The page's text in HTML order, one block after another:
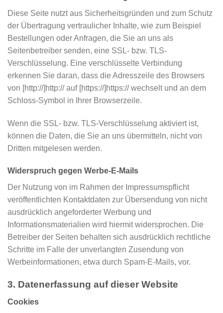
Diese Seite nutzt aus Sicherheitsgründen und zum Schutz
der Übertragung vertraulicher Inhalte, wie zum Beispiel
Bestellungen oder Anfragen, die Sie an uns als
Seitenbetreiber senden, eine SSL- bzw. TLS-
Verschlüsselung. Eine verschlüsselte Verbindung
erkennen Sie daran, dass die Adresszeile des Browsers
von [http://]http:// auf [https://]https:// wechselt und an dem
Schloss-Symbol in Ihrer Browserzeile.
Wenn die SSL- bzw. TLS-Verschlüsselung aktiviert ist,
können die Daten, die Sie an uns übermitteln, nicht von
Dritten mitgelesen werden.
Widerspruch gegen Werbe-E-Mails
Der Nutzung von im Rahmen der Impressumspflicht
veröffentlichten Kontaktdaten zur Übersendung von nicht
ausdrücklich angeforderter Werbung und
Informationsmaterialien wird hiermit widersprochen. Die
Betreiber der Seiten behalten sich ausdrücklich rechtliche
Schritte im Falle der unverlangten Zusendung von
Werbeinformationen, etwa durch Spam-E-Mails, vor.
3. Datenerfassung auf dieser Website
Cookies